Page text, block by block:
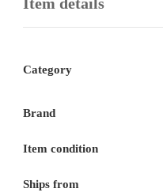
Category
Brand
Item condition
Ships from